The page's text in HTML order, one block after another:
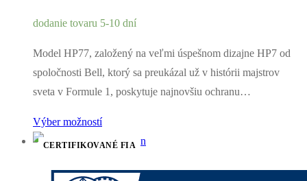
dodanie tovaru 5-10 dní
Model HP77, založený na veľmi úspešnom dizajne HP7 od
spoločnosti Bell, ktorý sa preukázal už v histórii majstrov
sveta v Formule 1, poskytuje najnovšiu ochranu…
Výber možností
CERTIFIKOVANÉ FIA